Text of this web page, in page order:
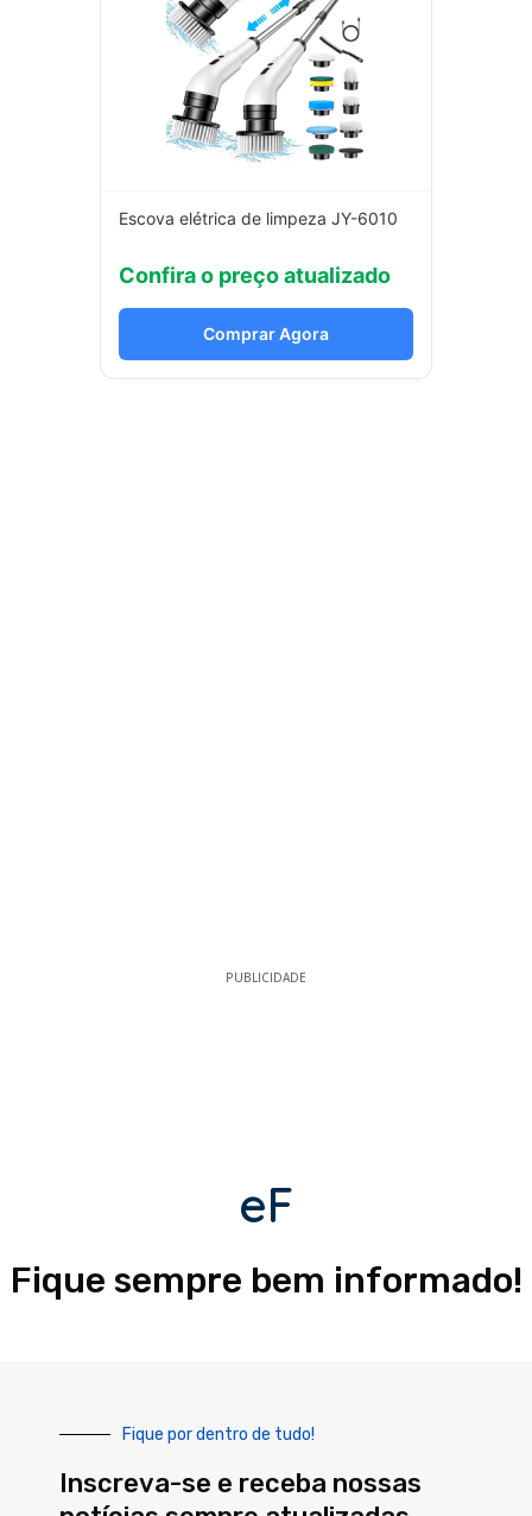
Escova elétrica de limpeza JY-6010
Confira o preço atualizado
Comprar Agora
PUBLICIDADE
eF
Fique sempre bem informado!
Fique por dentro de tudo!
Inscreva-se e receba nossas